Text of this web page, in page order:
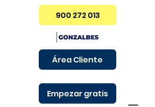
900 272 013
Área Cliente
Empezar gratis